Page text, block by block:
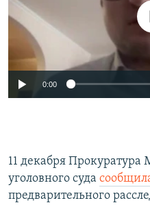
720p
No media
0:00
11 декабря
уголовного суда
предварительного